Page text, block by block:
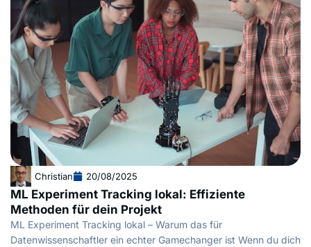
Christian 20/08/2025
ML Experiment Tracking lokal: Effiziente
Methoden für dein Projekt
ML Experiment Tracking lokal – Warum das für
Datenwissenschaftler ein echter Gamechanger ist Wenn du dich